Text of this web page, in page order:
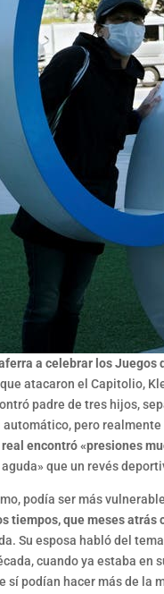
a celebrar los Juegos
atacaron el Capitolio,
padre de tres hijos,
automático, pero
real encontró «presiones
que un revés
podía ser más
tiempos, que meses
Su esposa habló del
cuando ya estaba
sí podían hacer más de